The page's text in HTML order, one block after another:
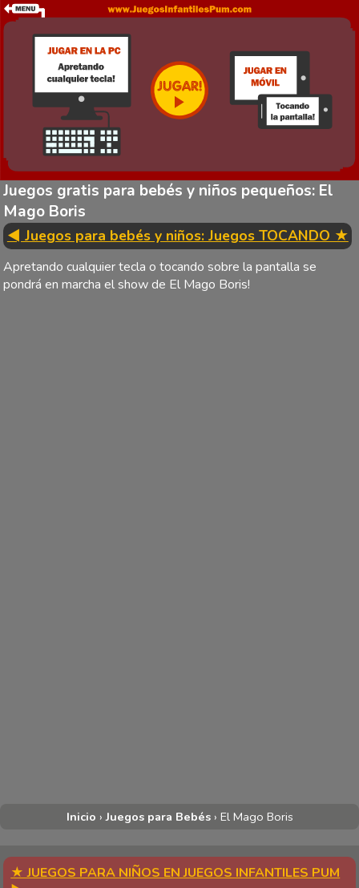
Juegos gratis para bebés y niños pequeños: El
Mago Boris
◄ Juegos para bebés y niños: Juegos TOCANDO ★
Apretando cualquier tecla o tocando sobre la pantalla se
pondrá en marcha el show de El Mago Boris!
Inicio ›Juegos para Bebés› El Mago Boris
★ JUEGOS PARA NIÑOS EN JUEGOS INFANTILES PUM